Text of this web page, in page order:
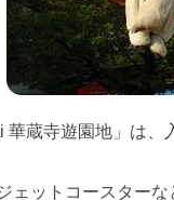
華蔵寺遊園地」は
ェットコースター